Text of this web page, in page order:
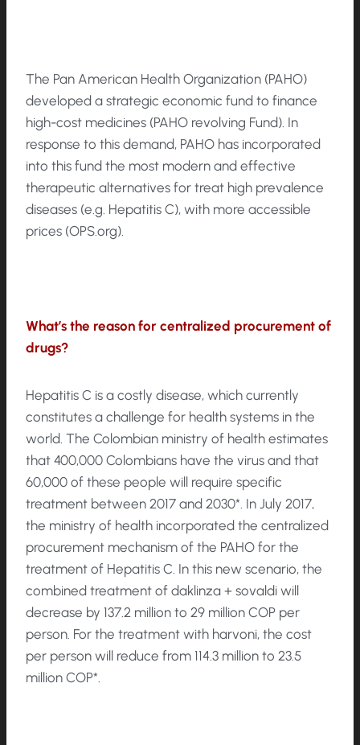
The Pan American Health Organization (PAHO)
developed a strategic economic fund to finance
high-cost medicines (PAHO revolving Fund). In
response to this demand, PAHO has incorporated
into this fund the most modern and effective
therapeutic alternatives for treat high prevalence
diseases (e.g. Hepatitis C), with more accessible
prices (OPS.org).
What’s the reason for centralized procurement of
drugs?
Hepatitis C is a costly disease, which currently
constitutes a challenge for health systems in the
world. The Colombian ministry of health estimates
that 400,000 Colombians have the virus and that
60,000 of these people will require specific
treatment between 2017 and 2030*. In July 2017,
the ministry of health incorporated the centralized
procurement mechanism of the PAHO for the
treatment of Hepatitis C. In this new scenario, the
combined treatment of daklinza + sovaldi will
decrease by 137.2 million to 29 million COP per
person. For the treatment with harvoni, the cost
per person will reduce from 114.3 million to 23.5
million COP*.